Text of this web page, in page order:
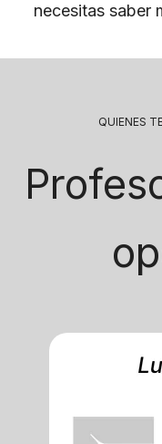
necesitas saber
QUIENES